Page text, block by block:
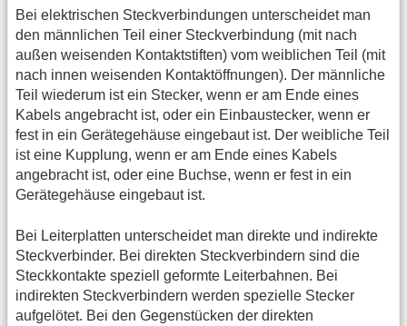
Bei elektrischen Steckverbindungen unterscheidet man
den männlichen Teil einer Steckverbindung (mit nach
außen weisenden Kontaktstiften) vom weiblichen Teil (mit
nach innen weisenden Kontaktöffnungen). Der männliche
Teil wiederum ist ein Stecker, wenn er am Ende eines
Kabels angebracht ist, oder ein Einbaustecker, wenn er
fest in ein Gerätegehäuse eingebaut ist. Der weibliche Teil
ist eine Kupplung, wenn er am Ende eines Kabels
angebracht ist, oder eine Buchse, wenn er fest in ein
Gerätegehäuse eingebaut ist.
Bei Leiterplatten unterscheidet man direkte und indirekte
Steckverbinder. Bei direkten Steckverbindern sind die
Steckkontakte speziell geformte Leiterbahnen. Bei
indirekten Steckverbindern werden spezielle Stecker
aufgelötet. Bei den Gegenstücken der direkten